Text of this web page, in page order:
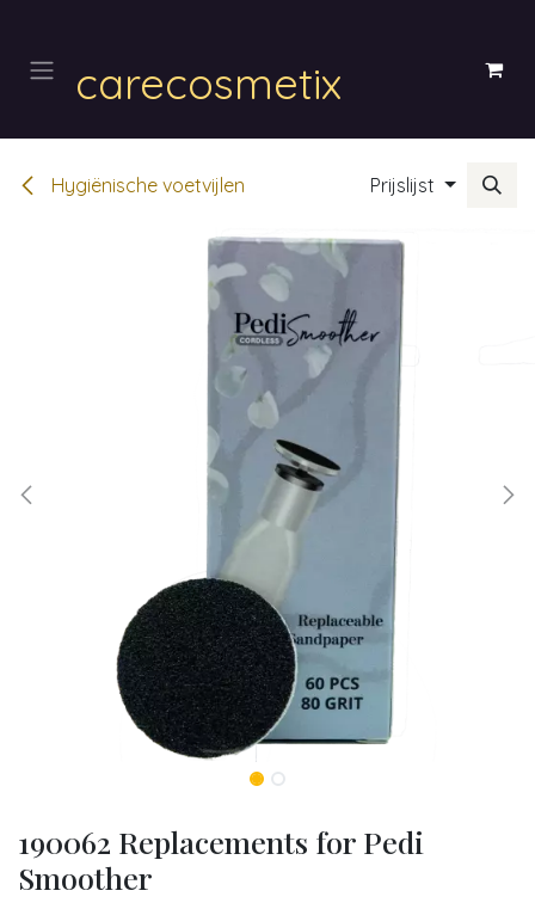
carecosmetix
Hygiënische voetvijlen Prijslijst
190062 Replacements for Pedi
Smoother